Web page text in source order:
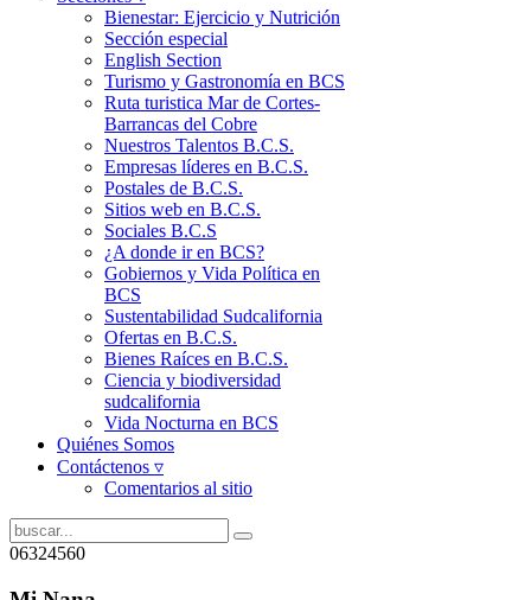
Bienestar: Ejercicio y Nutrición
Sección especial
English Section
Turismo y Gastronomía en BCS
Ruta turistica Mar de Cortes-
Barrancas del Cobre
Nuestros Talentos B.C.S.
Empresas líderes en B.C.S.
Postales de B.C.S.
Sitios web en B.C.S.
Sociales B.C.S
¿A donde ir en BCS?
Gobiernos y Vida Política en
BCS
Sustentabilidad Sudcalifornia
Ofertas en B.C.S.
Bienes Raíces en B.C.S.
Ciencia y biodiversidad
sudcalifornia
Vida Nocturna en BCS
Quiénes Somos
Contáctenos ▿
Comentarios al sitio
06324560